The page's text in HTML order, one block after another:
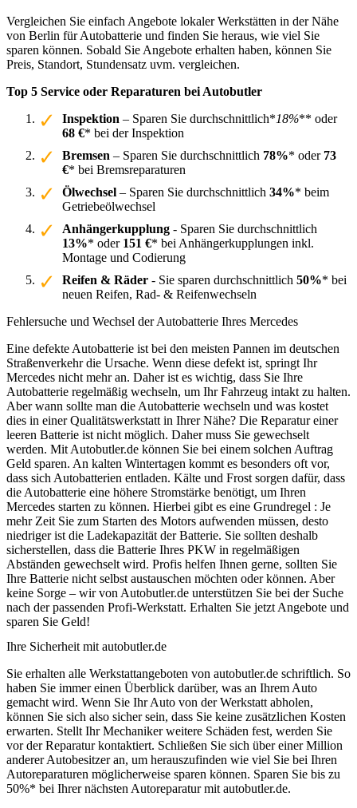
Vergleichen Sie einfach Angebote lokaler Werkstätten in der Nähe
von Berlin für Autobatterie und finden Sie heraus, wie viel Sie
sparen können. Sobald Sie Angebote erhalten haben, können Sie
Preis, Standort, Stundensatz uvm. vergleichen.
Top 5 Service oder Reparaturen bei Autobutler
Inspektion – Sparen Sie durchschnittlich*18%** oder
68 €* bei der Inspektion
Bremsen – Sparen Sie durchschnittlich 78%* oder 73
€* bei Bremsreparaturen
Ölwechsel – Sparen Sie durchschnittlich 34%* beim
Getriebeölwechsel
Anhängerkupplung - Sparen Sie durchschnittlich
13%* oder 151 €* bei Anhängerkupplungen inkl.
Montage und Codierung
Reifen & Räder - Sie sparen durchschnittlich 50%* bei
neuen Reifen, Rad- & Reifenwechseln
Fehlersuche und Wechsel der Autobatterie Ihres Mercedes
Eine defekte Autobatterie ist bei den meisten Pannen im deutschen
Straßenverkehr die Ursache. Wenn diese defekt ist, springt Ihr
Mercedes nicht mehr an. Daher ist es wichtig, dass Sie Ihre
Autobatterie regelmäßig wechseln, um Ihr Fahrzeug intakt zu halten.
Aber wann sollte man die Autobatterie wechseln und was kostet
dies in einer Qualitätswerkstatt in Ihrer Nähe? Die Reparatur einer
leeren Batterie ist nicht möglich. Daher muss Sie gewechselt
werden. Mit Autobutler.de können Sie bei einem solchen Auftrag
Geld sparen. An kalten Wintertagen kommt es besonders oft vor,
dass sich Autobatterien entladen. Kälte und Frost sorgen dafür, dass
die Autobatterie eine höhere Stromstärke benötigt, um Ihren
Mercedes starten zu können. Hierbei gibt es eine Grundregel : Je
mehr Zeit Sie zum Starten des Motors aufwenden müssen, desto
niedriger ist die Ladekapazität der Batterie. Sie sollten deshalb
sicherstellen, dass die Batterie Ihres PKW in regelmäßigen
Abständen gewechselt wird. Profis helfen Ihnen gerne, sollten Sie
Ihre Batterie nicht selbst austauschen möchten oder können. Aber
keine Sorge – wir von Autobutler.de unterstützen Sie bei der Suche
nach der passenden Profi-Werkstatt. Erhalten Sie jetzt Angebote und
sparen Sie Geld!
Ihre Sicherheit mit autobutler.de
Sie erhalten alle Werkstattangeboten von autobutler.de schriftlich. So
haben Sie immer einen Überblick darüber, was an Ihrem Auto
gemacht wird. Wenn Sie Ihr Auto von der Werkstatt abholen,
können Sie sich also sicher sein, dass Sie keine zusätzlichen Kosten
erwarten. Stellt Ihr Mechaniker weitere Schäden fest, werden Sie
vor der Reparatur kontaktiert. Schließen Sie sich über einer Million
anderer Autobesitzer an, um herauszufinden wie viel Sie bei Ihren
Autoreparaturen möglicherweise sparen können. Sparen Sie bis zu
50%* bei Ihrer nächsten Autoreparatur mit autobutler.de.